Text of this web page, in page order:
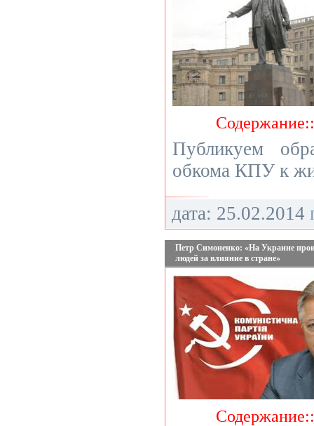
Публикуем
обкома КПУ к
дата: 25.02.2014
Петр Симоненко: «На Украине
людей за влияние в стране»